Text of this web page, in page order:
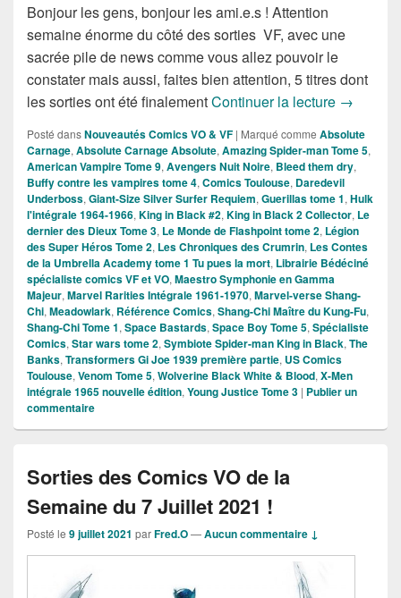
Bonjour les gens, bonjour les ami.e.s ! Attention
semaine énorme du côté des sorties VF, avec une
sacrée pile de news comme vous allez pouvoir le
constater mais aussi, faites bien attention, 5 titres dont
les sorties ont été finalementContinuer la lecture Sorties
→
Posté dansNouveautés Comics VO & VF | Marqué comme Absolute
Carnage, Absolute Carnage Absolute, Amazing Spider-man Tome 5,
American Vampire Tome 9, Avengers Nuit Noire, Bleed them dry,
Buffy contre les vampires tome 4, Comics Toulouse, Daredevil
Underboss, Giant-Size Silver Surfer Requiem, Guerillas tome 1, Hulk
l'intégrale 1964-1966, King in Black #2, King in Black 2 Collector, Le
dernier des Dieux Tome 3, Le Monde de Flashpoint tome 2, Légion
des Super Héros Tome 2, Les Chroniques des Crumrin, Les Contes
de la Umbrella Academy tome 1 Tu pues la mort, Librairie Bédéciné
spécialiste comics VF et VO, Maestro Symphonie en Gamma
Majeur, Marvel Rarities Intégrale 1961-1970, Marvel-verse Shang-
Chi, Meadowlark, Référence Comics, Shang-Chi Maître du Kung-Fu,
Shang-Chi Tome 1, Space Bastards, Space Boy Tome 5, Spécialiste
Comics, Star wars tome 2, Symbiote Spider-man King in Black, The
Banks, Transformers Gi Joe 1939 première partie, US Comics
Toulouse, Venom Tome 5, Wolverine Black White & Blood, X-Men
intégrale 1965 nouvelle édition, Young Justice Tome 3 | Publier un
commentaire
Sorties des Comics VO de la
Semaine du 7 Juillet 2021 !
Posté le 9 juillet 2021 parFred.O—Aucun commentaire ↓